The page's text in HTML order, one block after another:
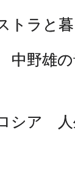
トラと
野雄
シア